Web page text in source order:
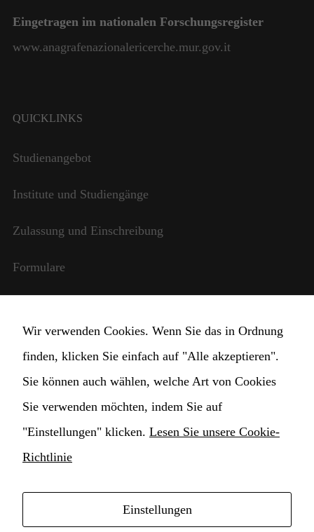
Eingetragen im nationalen Forschungsregister
www.anagrafenazionalericerche.mur.gov.it
QUICKLINKS
Studienangebot
Institute und Studiengänge
Zulassung und Einschreibung
Formulare
StudentInnen und Lehrpersonal
Transparente Verwaltung
Cookie Einstellungen ändern
Copyright © 2021 Hochschule für Musik
Wir verwenden Cookies. Wenn Sie das in Ordnung
finden, klicken Sie einfach auf "Alle akzeptieren".
Sie können auch wählen, welche Art von Cookies
Sie verwenden möchten, indem Sie auf
"Einstellungen" klicken. Lesen Sie unsere Cookie-
Richtlinie
Einstellungen
Damit wir die
Funktionalität
Struktur der
verbessern
können,
basierend auf
Erlebnis